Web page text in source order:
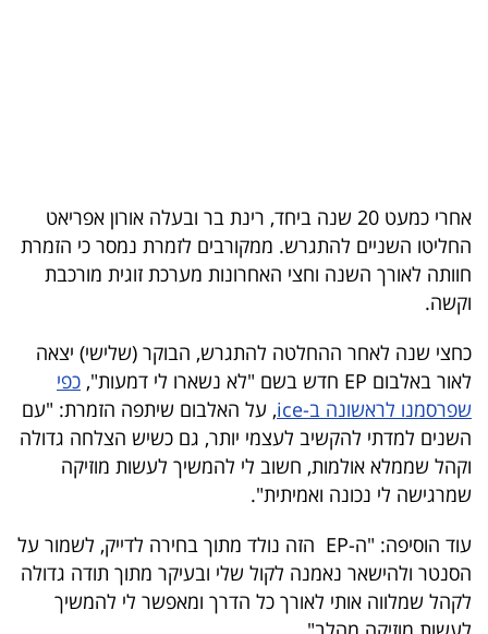
המילון
הכלכלי
פודקאסט
40
UNDER
40
פעולה
אחרי כמעט 20 שנה ביחד, רינת בר ובעלה אורון אפריאט
החליטו השניים להתגרש. ממקורבים לזמרת נמסר כי הזמרת
חוותה לאורך השנה וחצי האחרונות מערכת זוגית מורכבת
וקשה.
כחצי שנה לאחר ההחלטה להתגרש, הבוקר (שלישי) יצאה
לאור באלבום EP חדש בשם "לא נשארו לי דמעות",
כפי
שפרסמנו לראשונה ב-ice
, על האלבום שיתפה הזמרת: "עם
השנים למדתי להקשיב לעצמי יותר, גם כשיש הצלחה גדולה
וקהל שממלא אולמות, חשוב לי להמשיך לעשות מוזיקה
שמרגישה לי נכונה ואמיתית".
עוד הוסיפה: "ה-EP הזה נולד מתוך בחירה לדייק, לשמור על
הסנטר ולהישאר נאמנה לקול שלי ובעיקר מתוך תודה גדולה
לקהל שמלווה אותי לאורך כל הדרך ומאפשר לי להמשיך